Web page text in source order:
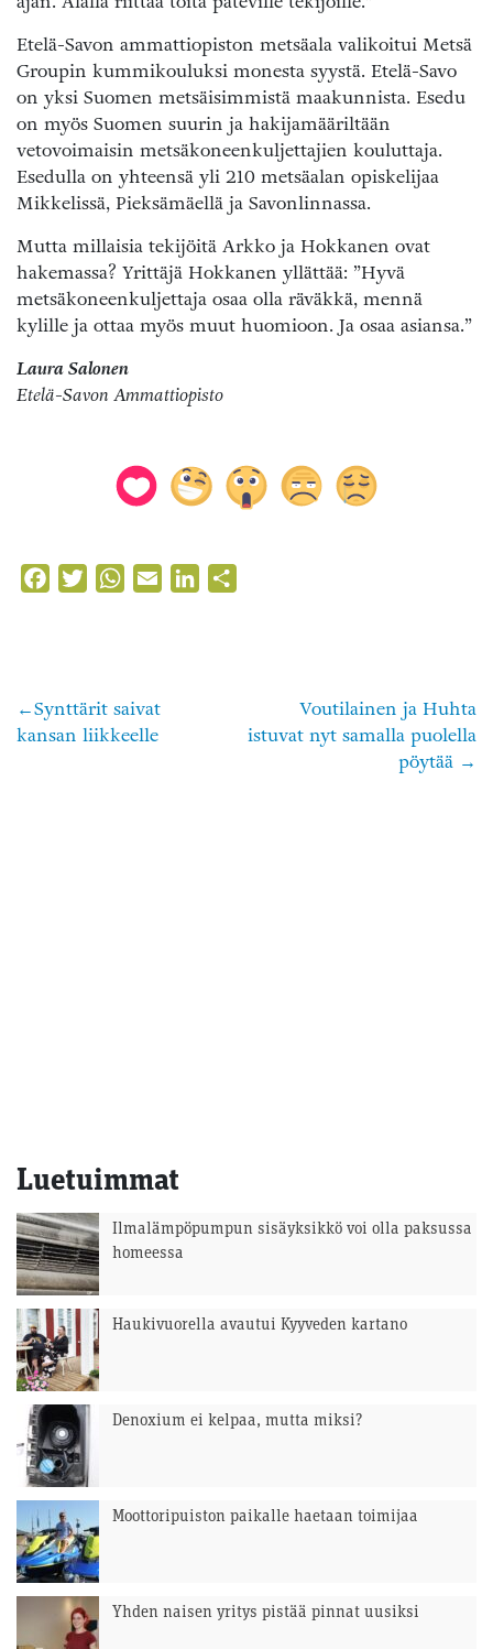
Etelä-Savon ammattiopiston metsäala valikoitui Metsä
Groupin kummikouluksi monesta syystä. Etelä-Savo
on yksi Suomen metsäisimmistä maakunnista. Esedu
on myös Suomen suurin ja hakijamääriltään
vetovoimaisin metsäkoneenkuljettajien kouluttaja.
Esedulla on yhteensä yli 210 metsäalan opiskelijaa
Mikkelissä, Pieksämäellä ja Savonlinnassa.
Mutta millaisia tekijöitä Arkko ja Hokkanen ovat
hakemassa? Yrittäjä Hokkanen yllättää: ”Hyvä
metsäkoneenkuljettaja osaa olla räväkkä, mennä
kylille ja ottaa myös muut huomioon. Ja osaa asiansa.”
Laura Salonen
Etelä-Savon Ammattiopisto
FacebookTwitterWhatsApp
Email LinkedIn
Artikkelien
Synttärit saivat
kansan liikkeelle
Voutilainen ja Huhta
istuvat nyt samalla puolella
pöytää
Luetuimmat
Ilmalämpöpumpun sisäyksikkö voi olla paksussa
homeessa
Haukivuorella avautui Kyyveden kartano
Denoxium ei kelpaa, mutta miksi?
Moottoripuiston paikalle haetaan toimijaa
Yhden naisen yritys pistää pinnat uusiksi